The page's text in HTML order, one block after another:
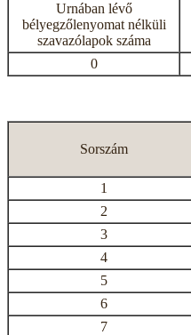
Urnában lévő
bélyegzőlenyomat nélküli
szavazólapok száma
0
Sorszám
1
2
3
4
5
6
7